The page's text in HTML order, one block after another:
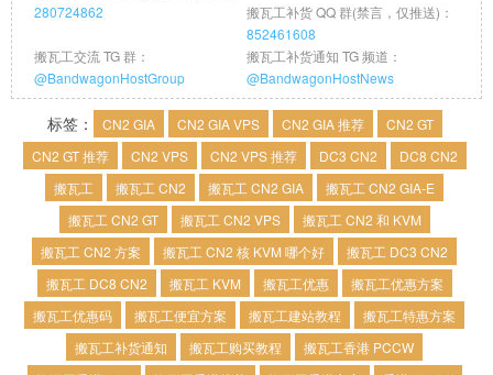
280724862
搬瓦工补货 QQ 群(禁言，仅推送)：
852461608
搬瓦工交流 TG 群：
@BandwagonHostGroup
搬瓦工补货通知 TG 频道：
@BandwagonHostNews
标签： CN2 GIA CN2 GIA VPS CN2 GIA 推荐
CN2 GT
CN2 GT 推荐
CN2 VPS CN2 VPS 推荐 DC3 CN2
DC8 CN2
搬瓦工
搬瓦工 CN2 搬瓦工 CN2 GIA
搬瓦工 CN2 GIA-E
搬瓦工 CN2 GT
搬瓦工 CN2 VPS
搬瓦工 CN2 和 KVM
搬瓦工 CN2 方案
搬瓦工 CN2 核 KVM 哪个好
搬瓦工 DC3 CN2
搬瓦工 DC8 CN2
搬瓦工 KVM 搬瓦工优惠
搬瓦工优惠方案
搬瓦工优惠码
搬瓦工便宜方案 搬瓦工建站教程
搬瓦工特惠方案
搬瓦工补货通知
搬瓦工购买教程
搬瓦工香港 PCCW